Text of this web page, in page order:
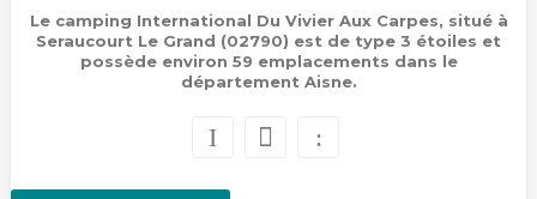
Le camping International Du Vivier Aux Carpes, situé à
Seraucourt Le Grand (02790) est de type 3 étoiles et
possède environ 59 emplacements dans le
département Aisne.